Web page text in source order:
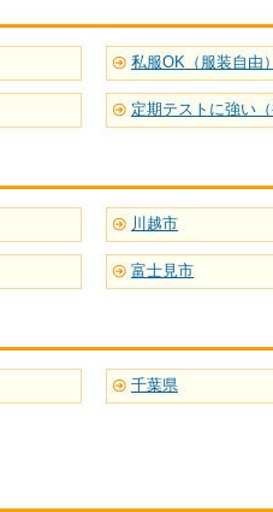
私服OK（服装自由）
川越市
富士見市
千葉県